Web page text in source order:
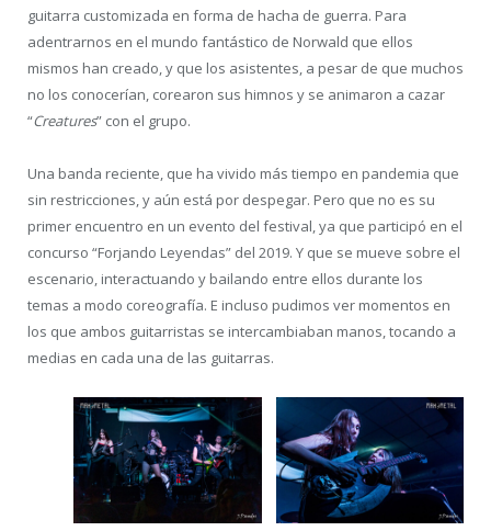
guitarra customizada en forma de hacha de guerra. Para
adentrarnos en el mundo fantástico de Norwald que ellos
mismos han creado, y que los asistentes, a pesar de que muchos
no los conocerían, corearon sus himnos y se animaron a cazar
“Creatures” con el grupo.
Una banda reciente, que ha vivido más tiempo en pandemia que
sin restricciones, y aún está por despegar. Pero que no es su
primer encuentro en un evento del festival, ya que participó en el
concurso “Forjando Leyendas” del 2019. Y que se mueve sobre el
escenario, interactuando y bailando entre ellos durante los
temas a modo coreografía. E incluso pudimos ver momentos en
los que ambos guitarristas se intercambiaban manos, tocando a
medias en cada una de las guitarras.